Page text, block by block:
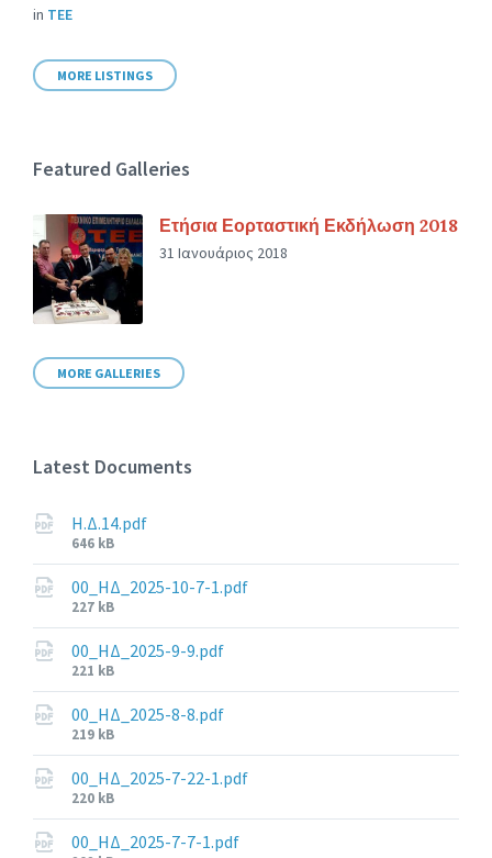
in ΤΕΕ
MORE LISTINGS
Featured Galleries
Ετήσια Εορταστική Εκδήλωση 2018
31 Ιανουάριος 2018
MORE GALLERIES
Latest Documents
Η.Δ.14.pdf
File
size:
646 kB
00_ΗΔ_2025-10-7-1.pdf
File
size:
227 kB
00_ΗΔ_2025-9-9.pdf
File
size:
221 kB
00_ΗΔ_2025-8-8.pdf
File
size:
219 kB
00_ΗΔ_2025-7-22-1.pdf
File
size:
220 kB
00_ΗΔ_2025-7-7-1.pdf